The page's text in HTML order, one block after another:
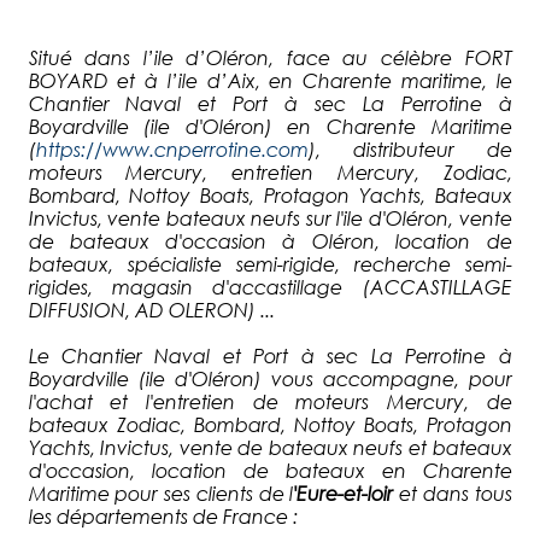
Situé dans l’ile d’Oléron, face au célèbre FORT
BOYARD et à l’ile d’Aix, en Charente maritime, le
Chantier Naval et Port à sec La Perrotine à
Boyardville (ile d'Oléron) en Charente Maritime
(https://www.cnperrotine.com), distributeur de
moteurs Mercury, entretien Mercury, Zodiac,
Bombard, Nottoy Boats, Protagon Yachts, Bateaux
Invictus, vente bateaux neufs sur l'ile d'Oléron, vente
de bateaux d'occasion à Oléron, location de
bateaux, spécialiste semi-rigide, recherche semi-
rigides, magasin d'accastillage (ACCASTILLAGE
DIFFUSION, AD OLERON) ...
Le Chantier Naval et Port à sec La Perrotine à
Boyardville (ile d'Oléron) vous accompagne, pour
l'achat et l'entretien de moteurs Mercury, de
bateaux Zodiac, Bombard, Nottoy Boats, Protagon
Yachts, Invictus, vente de bateaux neufs et bateaux
d'occasion, location de bateaux en Charente
Maritime pour ses clients de l'Eure-et-loir et dans tous
les départements de France :